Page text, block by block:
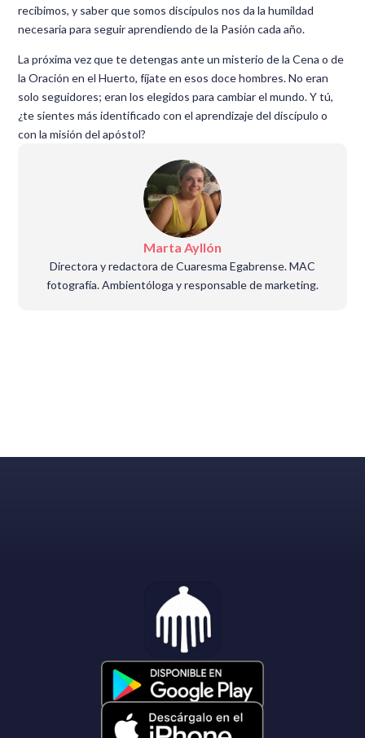
recibimos, y saber que somos discípulos nos da la humildad
necesaria para seguir aprendiendo de la Pasión cada año.
La próxima vez que te detengas ante un misterio de la Cena o de
la Oración en el Huerto, fíjate en esos doce hombres. No eran
solo seguidores; eran los elegidos para cambiar el mundo. Y tú,
¿te sientes más identificado con el aprendizaje del discípulo o
con la misión del apóstol?
Marta Ayllón
Directora y redactora de Cuaresma Egabrense. MAC
fotografía. Ambientóloga y responsable de marketing.